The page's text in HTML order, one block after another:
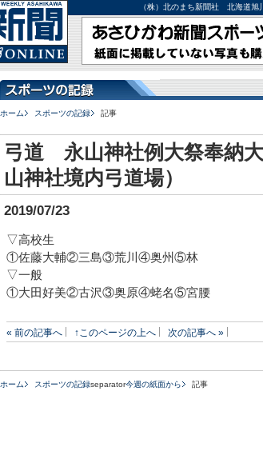
（株）北のまち新聞社 北海道
ホーム スポーツの記録 記事
弓道 永山神社例大祭奉納
山神社境内弓道場）
2019/07/23
▽高校生
①佐藤大輔②三島③荒川④奥州⑤林
▽一般
①大田好美②古沢③奥原④蛯名⑤宮腰
« 前の記事へ ↑このページの上へ 次の記事へ »
ホーム スポーツの記録separator今週の紙面から 記事